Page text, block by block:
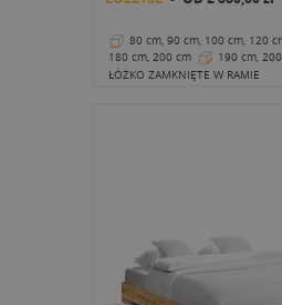
80 cm, 90 cm, 100 cm, 120
180 cm, 200 cm
190 cm,
cm
32 cm
ŁÓŻKO ZAMKNIĘTE W RAMIE